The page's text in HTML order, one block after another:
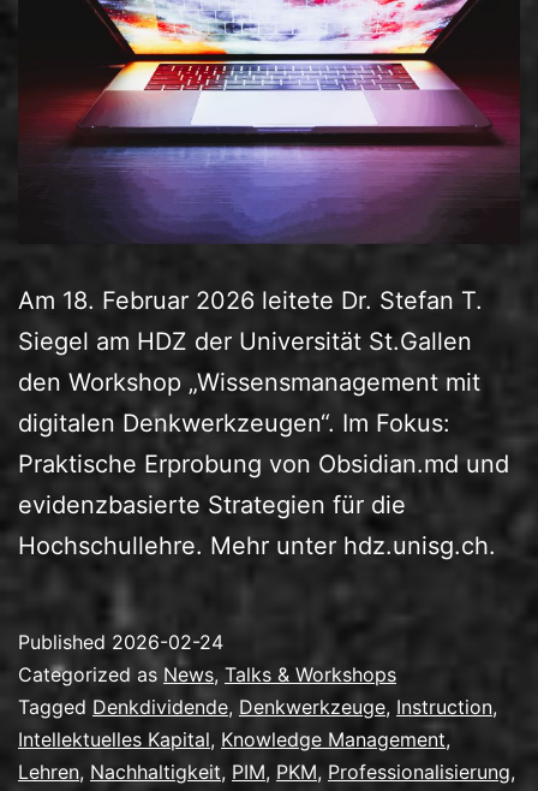
Am 18. Februar 2026 leitete Dr. Stefan T.
Siegel am HDZ der Universität St.Gallen
den Workshop „Wissensmanagement mit
digitalen Denkwerkzeugen“. Im Fokus:
Praktische Erprobung von Obsidian.md und
evidenzbasierte Strategien für die
Hochschullehre. Mehr unter hdz.unisg.ch.
Published 2026-02-24
Categorized as News, Talks & Workshops
Tagged Denkdividende, Denkwerkzeuge, Instruction,
Intellektuelles Kapital, Knowledge Management,
Lehren, Nachhaltigkeit, PIM, PKM, Professionalisierung,